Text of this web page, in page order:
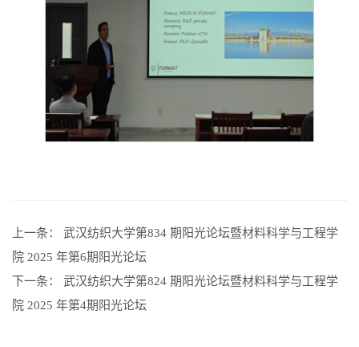
上一条： 武汉纺织大学第834 期阳光论坛暨材料科学与工程学
院 2025 年第6期阳光论坛
下一条： 武汉纺织大学第824 期阳光论坛暨材料科学与工程学
院 2025 年第4期阳光论坛